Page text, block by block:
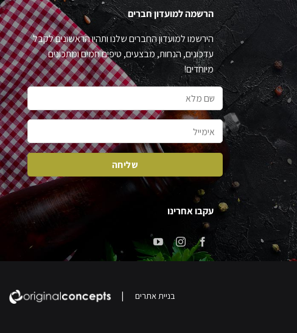
הרשמה למועדון חברים
הירשמו למועדון החברים שלנו ותהיו הראשונים לקבל
עדכונים, הנחות, מבצעים, טיפים חמים ומתכונים
מיוחדים!
עקבו אחרינו
בניית אתרים|